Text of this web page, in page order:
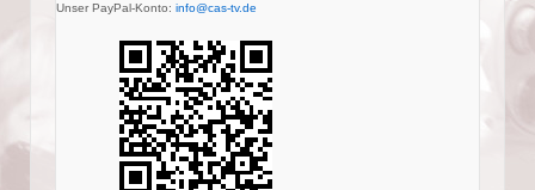
Unser PayPal-Konto: info@cas-tv.de